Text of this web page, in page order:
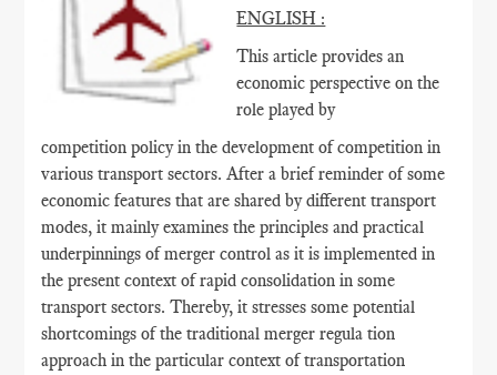
ENGLISH :
This article provides an
economic perspective on the
role played by
competition policy in the development of competition in
various transport sectors. After a brief reminder of some
economic features that are shared by different transport
modes, it mainly examines the principles and practical
underpinnings of merger control as it is implemented in
the present context of rapid consolidation in some
transport sectors. Thereby, it stresses some potential
shortcomings of the traditional merger regula tion
approach in the particular context of transportation